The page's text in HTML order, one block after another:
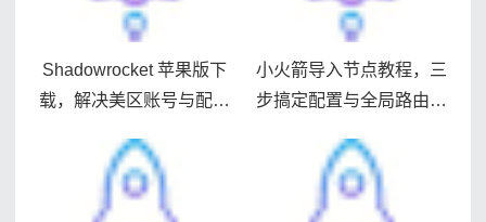
Shadowrocket 苹果版下
载，解决美区账号与配置
小火箭导入节点教程，三
步搞定配置与全局路由设